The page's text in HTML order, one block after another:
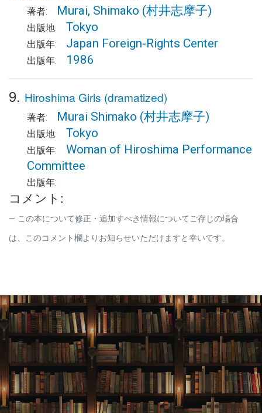
著者: Murai, Shimako (村井志摩子)
出版地: Tokyo
出版年: Japan Foreign-Rights Center
出版年: 1986
9. Hiroshima Girls (dramatized)
著者: Murai Shimako (村井志摩子)
出版地: Tokyo
出版年:
Woman of Hiroshima Performance
Committee
出版年:
コメント:
この本について修正・追加すべき情報についてご存じの場合
は、このコメント欄よりお知らせいただけますと幸いです。